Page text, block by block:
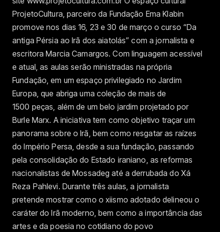
ProjetoCultura, parceiro da Fundação Ema Klabin
promove nos dias 16, 23 e 30 de março o curso “Da
antiga Pérsia ao Irã dos aiatolás” com a jornalista e
escritora Marcia Camargos. Com linguagem acessível
e atual, as aulas serão ministradas na própria
Fundação, em um espaço privilegiado no Jardim
Europa, que abriga uma coleção de mais de
1500 peças, além de um belo jardim projetado por
Burle Marx. A iniciativa tem como objetivo traçar um
panorama sobre o Irã, bem como resgatar as raízes
do Império Persa, desde a sua fundação, passando
pela consolidação do Estado iraniano, as reformas
nacionalistas de Mossadeg até a derrubada do Xá
Reza Pahlevi. Durante três aulas, a jornalista
pretende mostrar como o xiismo adotado delineou o
caráter do Irã moderno, bem como a importância das
artes e da poesia no cotidiano do povo